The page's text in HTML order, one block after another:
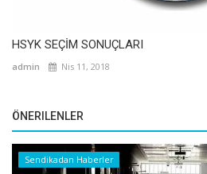
HSYK SEÇİM SONUÇLARI
admin Nis 11, 2018
ÖNERILENLER
Sendikadan Haberler